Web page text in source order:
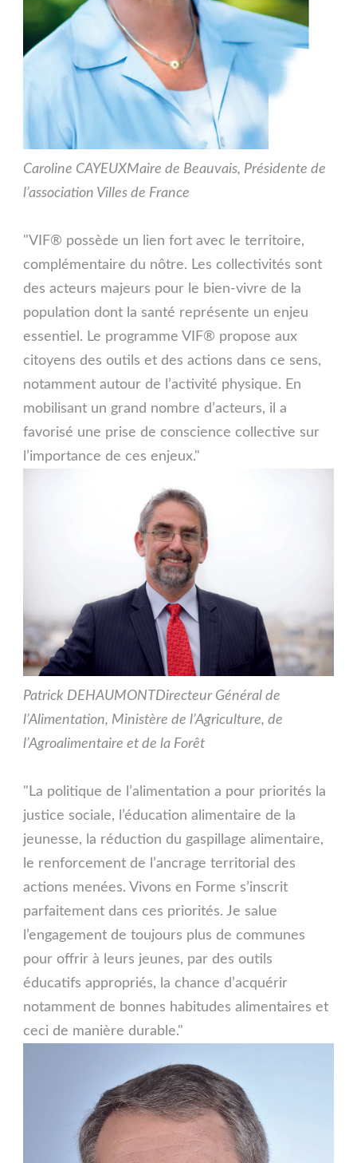
Caroline CAYEUXMaire de Beauvais, Présidente de
l’association Villes de France
"VIF® possède un lien fort avec le territoire,
complémentaire du nôtre. Les collectivités sont
des acteurs majeurs pour le bien-vivre de la
population dont la santé représente un enjeu
essentiel. Le programme VIF® propose aux
citoyens des outils et des actions dans ce sens,
notamment autour de l’activité physique. En
mobilisant un grand nombre d’acteurs, il a
favorisé une prise de conscience collective sur
l’importance de ces enjeux."
Patrick DEHAUMONTDirecteur Général de
l’Alimentation, Ministère de l’Agriculture, de
l’Agroalimentaire et de la Forêt
"La politique de l’alimentation a pour priorités la
justice sociale, l’éducation alimentaire de la
jeunesse, la réduction du gaspillage alimentaire,
le renforcement de l’ancrage territorial des
actions menées. Vivons en Forme s’inscrit
parfaitement dans ces priorités. Je salue
l’engagement de toujours plus de communes
pour offrir à leurs jeunes, par des outils
éducatifs appropriés, la chance d’acquérir
notamment de bonnes habitudes alimentaires et
ceci de manière durable."